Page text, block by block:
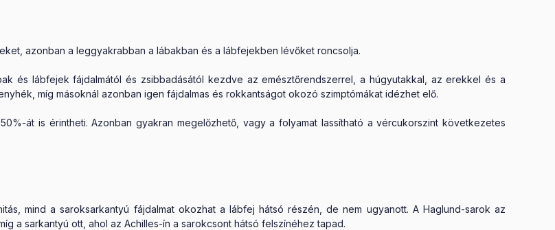
azonban a leggyakrabban a lábakban és a lábfejekben lévőket roncsolja.
és lábfejek fájdalmától és zsibbadásától kezdve az emésztőrendszerrel, a húgyutakkal, az erekkel és a
míg másoknál azonban igen fájdalmas és rokkantságot okozó szimptómákat idézhet elő.
át is érintheti. Azonban gyakran megelőzhető, vagy a folyamat lassítható a vércukorszint következetes
mind a saroksarkantyú fájdalmat okozhat a lábfej hátsó részén, de nem ugyanott. A Haglund-sarok az
a sarkantyú ott, ahol az Achilles-ín a sarokcsont hátsó felszínéhez tapad.